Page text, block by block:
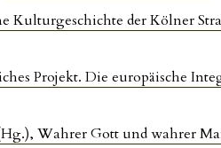
der Kölner
Projekt. Die europäische
Wahrer Gott und wahrer